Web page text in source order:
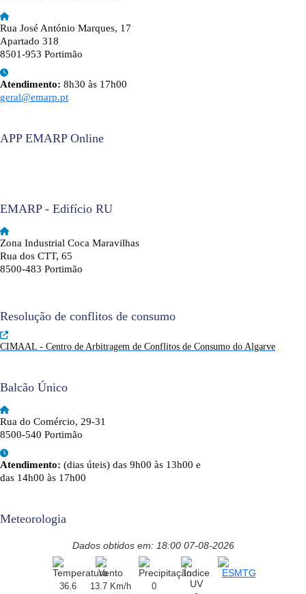
Rua José António Marques, 17
Apartado 318
8501-953 Portimão
Atendimento: 8h30 às 17h00
geral@emarp.pt
APP EMARP Online
EMARP - Edifício RU
Zona Industrial Coca Maravilhas
Rua dos CTT, 65
8500-483 Portimão
Resolução de conflitos de consumo
CIMAAL - Centro de Arbitragem de Conflitos de Consumo do Algarve
Balcão Único
Rua do Comércio, 29-31
8500-540 Portimão
Atendimento: (dias úteis) das 9h00 às 13h00 e
das 14h00 às 17h00
Meteorologia
Dados obtidos em: 18:00 07-08-2026
36.6 13.7 Km/h
0